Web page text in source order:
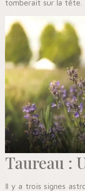
tomberait sur la tête.
Taureau :
Il y a trois signes